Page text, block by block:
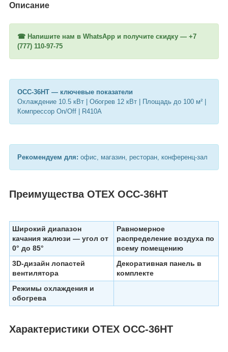
Описание
☎ Напишите нам в WhatsApp и получите скидку — +7
(777) 110-97-75
OCC-36HT — ключевые показатели
Охлаждение 10.5 кВт | Обогрев 12 кВт | Площадь до 100 м² |
Компрессор On/Off | R410A
Рекомендуем для: офис, магазин, ресторан, конференц-зал
Преимущества OTEX OCC-36HT
Широкий диапазон
качания жалюзи — угол от
0° до 85°
Равномерное
распределение воздуха по
всему помещению
3D-дизайн лопастей
вентилятора
Декоративная панель в
комплекте
Режимы охлаждения и
обогрева
Характеристики OTEX OCC-36HT